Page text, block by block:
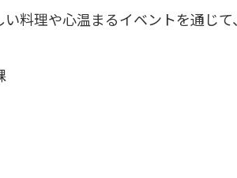
料理や心温まるイベントを通じ